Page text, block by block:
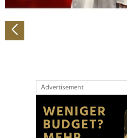
Verwendung unserer Website an
Partner führen diese
weiteren Daten zusammen, die
Advertisement